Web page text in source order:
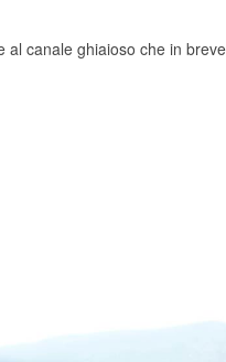
canale ghiaioso che in